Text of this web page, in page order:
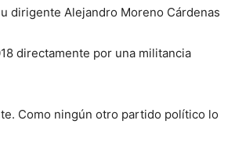
dirigente Alejandro Moreno Cárdenas
directamente por una militancia
Como ningún otro partido político lo